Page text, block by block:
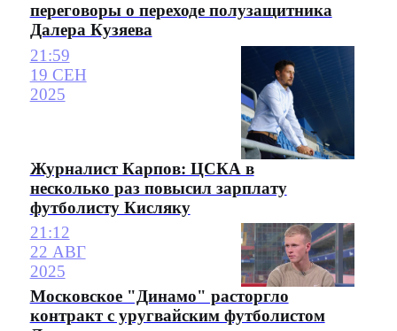
переговоры о переходе полузащитника
Далера Кузяева
21:59
19 СЕН
2025
Журналист Карпов: ЦСКА в
несколько раз повысил зарплату
футболисту Кисляку
21:12
22 АВГ
2025
Московское "Динамо" расторгло
контракт с уругвайским футболистом